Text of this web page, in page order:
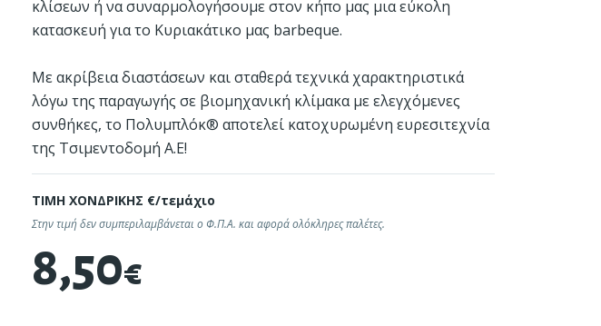
Συντήρηση - Προστασία
κλίσεων ή να συναρμολογήσουμε στον κήπο μας μια εύκολη
κατασκευή για το Κυριακάτικο μας barbeque.
Με ακρίβεια διαστάσεων και σταθερά τεχνικά χαρακτηριστικά
λόγω της παραγωγής σε βιομηχανική κλίμακα με ελεγχόμενες
συνθήκες, το Πολυμπλόκ® αποτελεί κατοχυρωμένη ευρεσιτεχνία
της Τσιμεντοδομή Α.Ε!
ΤΙΜΗ ΧΟΝΔΡΙΚΗΣ €/τεμάχιο
Στην τιμή δεν συμπεριλαμβάνεται ο Φ.Π.Α. και αφορά ολόκληρες παλέτες.
8,50€